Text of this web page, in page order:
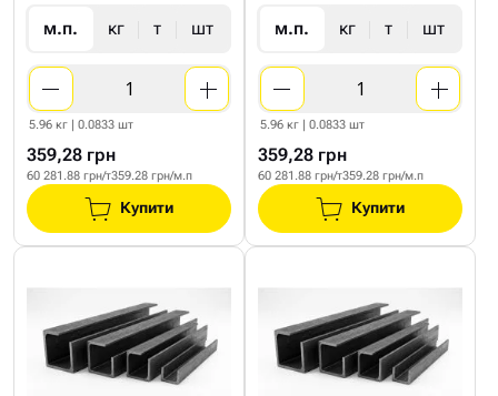
м.п. кг т шт
5.96 кг | 0.0833 шт
359,28 грн
60 281.88 грн/т359.28 грн/м.п
Купити
м.п. кг т шт
5.96 кг | 0.0833 шт
359,28 грн
60 281.88 грн/т359.28 грн/м.п
Купити